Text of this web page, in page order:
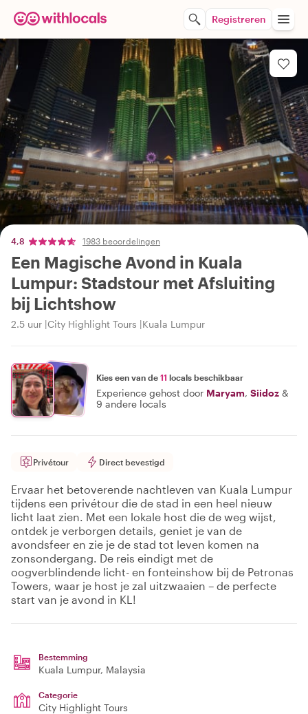
Registreren
4,8 1983 beoordelingen
Een Magische Avond in Kuala
Lumpur: Stadstour met Afsluiting
bij Lichtshow
2.5 uur City Highlight Tours Kuala Lumpur
Kies een van de 11 locals beschikbaar
Experience gehost door Maryam, Siidoz &
9 andere locals
Privétour Direct bevestigd
Ervaar het betoverende nachtleven van Kuala Lumpur
tijdens een privétour die de stad in een heel nieuw
licht laat zien. Met een lokale host die de weg wijst,
ontdek je verborgen details, geniet je van de
avondsfeer en zie je de stad tot leven komen na
zonsondergang. De reis eindigt met de
oogverblindende licht- en fonteinshow bij de Petronas
Towers, waar je host je zal uitzwaaien – de perfecte
start van je avond in KL!
Bestemming
Kuala Lumpur, Malaysia
Categorie
City Highlight Tours